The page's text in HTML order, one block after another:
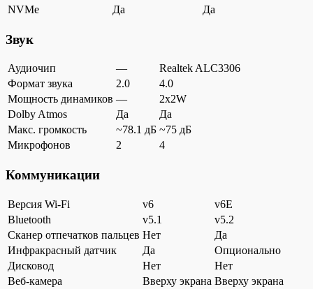
NVMe
Да Да
Звук
Аудиочип —
Realtek ALC3306
Формат звука
2.0
4.0
Мощность динамиков —
2x2W
Dolby Atmos
Да
Да
Макс. громкость
~78.1 дБ ~75 дБ
Микрофонов
2 4
Коммуникации
Версия Wi-Fi v6
v6E
Bluetooth
v5.1
v5.2
Сканер отпечатков пальцев Нет
Да
Инфракрасный датчик
Да
Опционально
Дисковод
Нет
Нет
Веб-камера
Вверху экрана Вверху экрана